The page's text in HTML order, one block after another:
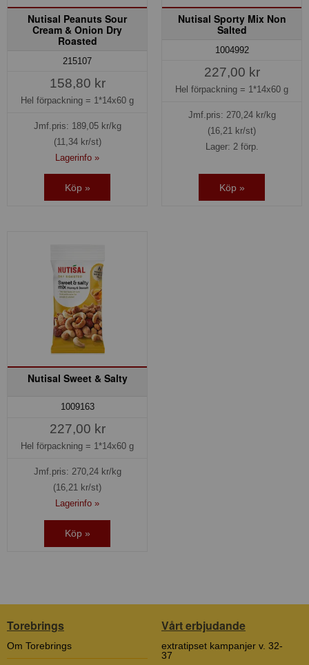
Nutisal Peanuts Sour
Cream & Onion Dry
Roasted
215107
158,80 kr
Hel förpackning = 1*14x60 g
Jmf.pris: 189,05kr/kg
(11,34 kr/st)
Lagerinfo »
Köp »
Nutisal Sporty Mix Non
Salted
1004992
227,00 kr
Hel förpackning = 1*14x60 g
Jmf.pris: 270,24kr/kg
(16,21 kr/st)
Lager: 2 förp.
Köp »
Nutisal Sweet & Salty
1009163
227,00 kr
Hel förpackning = 1*14x60 g
Jmf.pris: 270,24kr/kg
(16,21 kr/st)
Lagerinfo »
Köp »
Torebrings
Om Torebrings
Vårt erbjudande
extratipset kampanjer v. 32-
37